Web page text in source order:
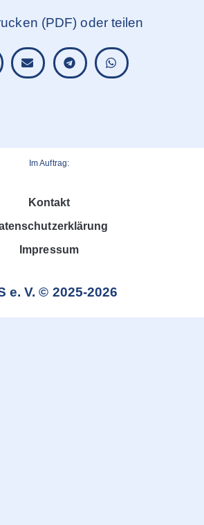
(PDF) oder teilen
Im Auftrag:
Kontakt
Impressum
e. V. © 2025-2026